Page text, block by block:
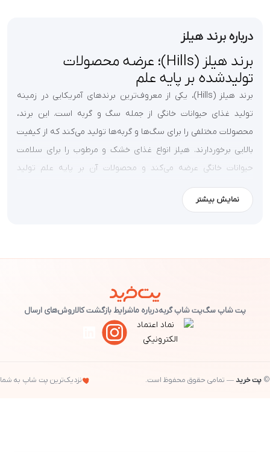
درباره برند هیلز
برند هیلز (Hills)؛ عرضه محصولات
تولیدشده بر پایه علم
برند هیلز (Hills)، یکی از معروف‌ترین برندهای آمریکایی در زمینه
تولید غذای حیوانات خانگی از جمله سگ و گربه است. این برند،
محصولات مختلفی را برای سگ‌ها و گربه‌ها تولید می‌کند که از کیفیت
بالایی برخوردارند. هیلز انواع غذای خشک و مرطوب را برای سلامت
حیوانات خانگی عرضه می‌کند و محصولات آن بر پایه علم تولید
می‌شوند. از جمله معروف‌ترین محصولات آن غذاهای مخصوص
مشکلات کلیوی، گوارشی و پوستی حیوانات خانگی اشاره کرد.
پیشنهاد می‌شوند. همه محصولات این برند برای سگ‌ها و گربه‌ها
طراحی شده‌اند و نیازهای خاص آن‌ها را به بهترین شکل برطرف
می‌کنند. در حال حاضر، بیش از ده‌ها نوع
تحت عنوان همین برند در پت شاپ پت خرید وجود دارند. در این
محصولات آن را بیشتر درک کنید.
نمایش بیشتر
پت شاپ سگپت شاپ گربهدرباره ماشرایط بازگشت کالاروش‌های ارسال
© پت خرید— تمامی حقوق محفوظ است. نزدیک‌ترین پت شاپ به شما